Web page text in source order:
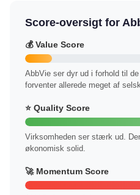
Score-oversigt for
💰 Value Score
AbbVie ser dyr ud i forhold til
forventer allerede meget af
⭐ Quality Score
Virksomheden ser stærk ud.
økonomisk solid.
🚀 Momentum Score